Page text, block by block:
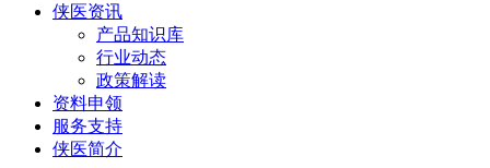
侠医资讯
产品知识库
行业动态
政策解读
资料申领
服务支持
侠医简介